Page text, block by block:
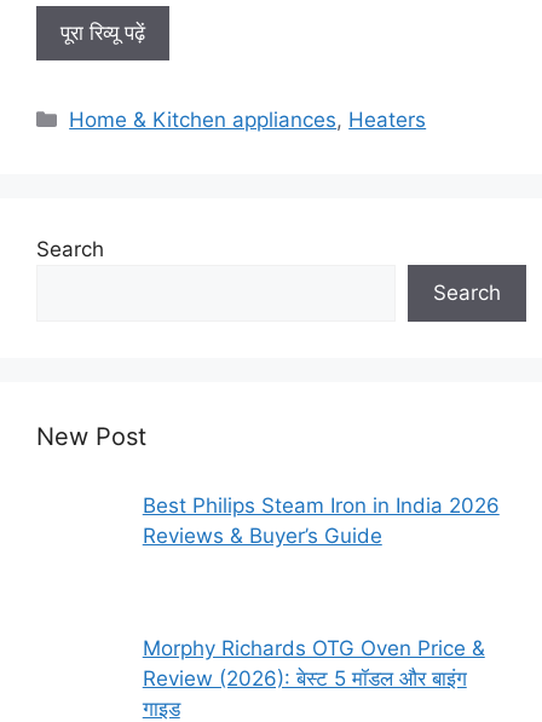
पूरा रिव्यू पढ़ें
Categories
Home & Kitchen appliances, Heaters
Search
Search
New Post
Best Philips Steam Iron in India 2026
Reviews & Buyer’s Guide
Morphy Richards OTG Oven Price &
Review (2026): बेस्ट 5 मॉडल और बाइंग
गाइड